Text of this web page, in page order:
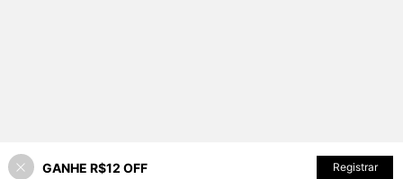
67% OFF! ADICIONAR AO CARRINHO
GANHE R$12 OFF Registrar